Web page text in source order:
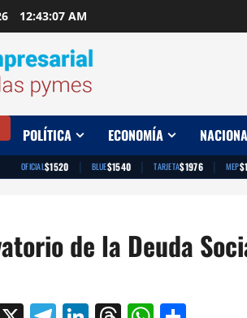
12:43:08 AM
POLÍTICA ECONOMÍA
OFICIAL$1520 | BLUE$1540 | TARJETA$1976 | MEP
de la Deuda